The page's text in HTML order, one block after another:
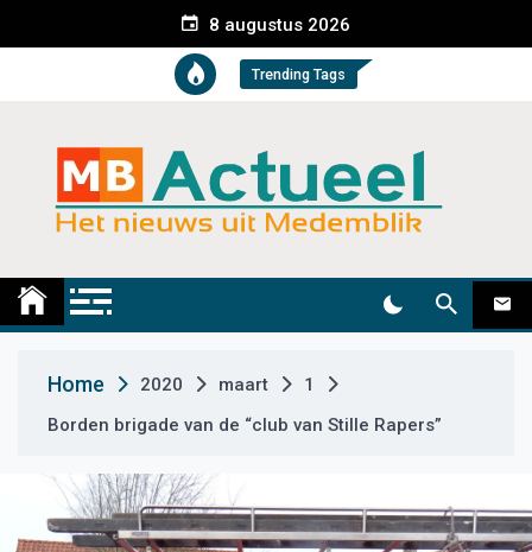
e
t
8 augustus 2026
Trending Tags
Medemblik Actueel
Home 2020 maart
1
Borden brigade van de “club van Stille Rapers”